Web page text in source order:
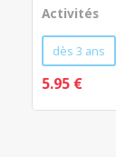
Activités
dès 3 ans
5.95 €